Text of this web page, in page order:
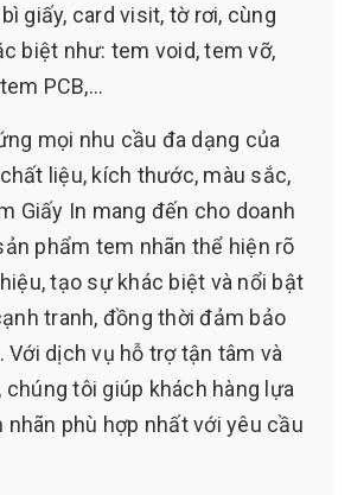
giấy, card visit, tờ rơi, cùng
biệt như: tem void, tem vỡ,
PCB,...
mọi nhu cầu đa dạng của
liệu, kích thước, màu sắc,
Giấy In mang đến cho doanh
phẩm tem nhãn thể hiện rõ
tạo sự khác biệt và nổi bật
tranh, đồng thời đảm bảo
Với dịch vụ hỗ trợ tận tâm và
chúng tôi giúp khách hàng lựa
phù hợp nhất với yêu cầu